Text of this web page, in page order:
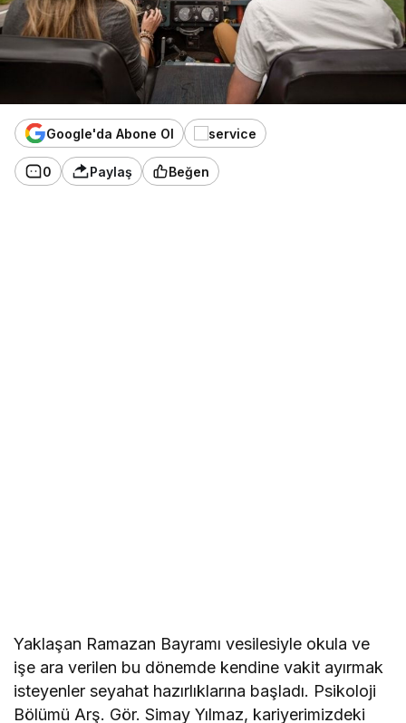
Google'da Abone Ol
0 Paylaş Beğen
Yaklaşan Ramazan Bayramı vesilesiyle okula ve
işe ara verilen bu dönemde kendine vakit ayırmak
isteyenler seyahat hazırlıklarına başladı. Psikoloji
Bölümü Arş. Gör. Simay Yılmaz, kariyerimizdeki